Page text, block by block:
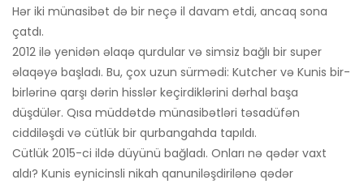
Hər iki münasibət də bir neçə il davam etdi, ancaq sona
çatdı.
2012 ilə yenidən əlaqə qurdular və simsiz bağlı bir super
əlaqəyə başladı. Bu, çox uzun sürmədi: Kutcher və Kunis bir-
birlərinə qarşı dərin hisslər keçirdiklərini dərhal başa
düşdülər. Qısa müddətdə münasibətləri təsadüfən
ciddiləşdi və cütlük bir qurbangahda tapıldı.
Cütlük 2015-ci ildə düyünü bağladı. Onları nə qədər vaxt
aldı? Kunis eynicinsli nikah qanuniləşdirilənə qədər